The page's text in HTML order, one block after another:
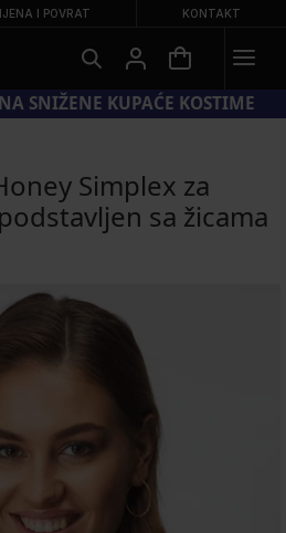
I POVRAT KONTAKT
SNIŽENE KUPAĆE KOSTIME
Simplex za
sa žicama